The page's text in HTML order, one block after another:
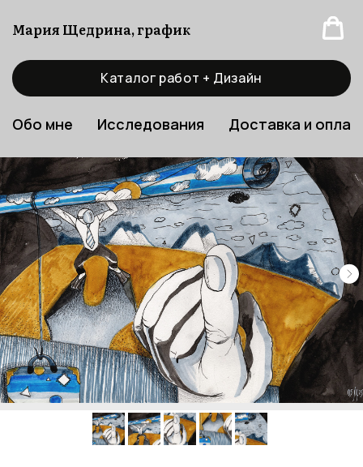
Мария Щедрина, график
Каталог работ + Дизайн
Обо мне Исследования Доставка и